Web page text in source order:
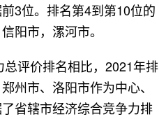
3位。排名第4到第10位的
阳市，漯河市。
总评价排名相比，2021年排
州市、洛阳市作为中心、
省辖市经济综合竞争力排